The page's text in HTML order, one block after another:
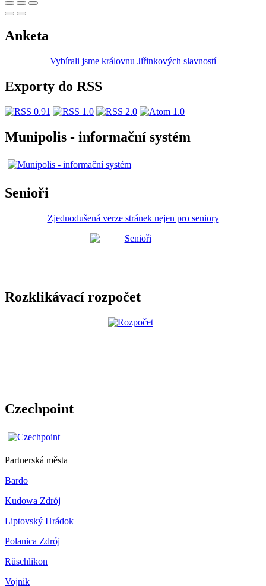
Anketa
Vybírali jsme královnu Jiřinkových slavností
Exporty do RSS
Munipolis - informační systém
Senioři
Zjednodušená verze stránek nejen pro seniory
Rozklikávací rozpočet
Czechpoint
Partnerská města
Bardo
Kudowa Zdrój
Liptovský Hrádok
Polanica Zdrój
Rüschlikon
Vojnik